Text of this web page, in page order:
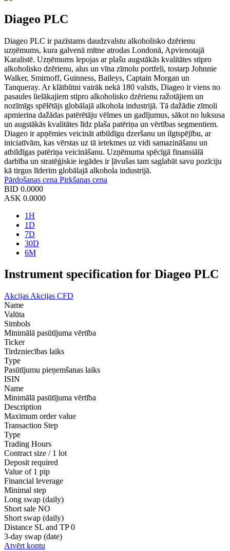
Diageo PLC
Diageo PLC ir pazīstams daudzvalstu alkoholisko dzērienu
uzņēmums, kura galvenā mītne atrodas Londonā, Apvienotajā
Karalistē. Uzņēmums lepojas ar plašu augstākās kvalitātes stipro
alkoholisko dzērienu, alus un vīna zīmolu portfeli, tostarp Johnnie
Walker, Smirnoff, Guinness, Baileys, Captain Morgan un
Tanqueray. Ar klātbūtni vairāk nekā 180 valstīs, Diageo ir viens no
pasaules lielākajiem stipro alkoholisko dzērienu ražotājiem un
nozīmīgs spēlētājs globālajā alkohola industrijā. Tā dažādie zīmoli
apmierina dažādas patērētāju vēlmes un gadījumus, sākot no luksusa
un augstākās kvalitātes līdz plaša patēriņa un vērtības segmentiem.
Diageo ir apņēmies veicināt atbildīgu dzeršanu un ilgtspējību, ar
iniciatīvām, kas vērstas uz tā ietekmes uz vidi samazināšanu un
atbildīgas patēriņa veicināšanu. Uzņēmuma spēcīgā finansiālā
darbība un stratēģiskie iegādes ir ļāvušas tam saglabāt savu pozīciju
kā tirgus līderim globālajā alkohola industrijā.
Pārdošanas cena Pirkšanas cena
BID 0.0000
ASK 0.0000
1H
1D
7D
30D
6M
Instrument specification for Diageo PLC
Akcijas Akcijas CFD
Name
Valūta
Simbols
Minimālā pasūtījuma vērtība
Ticker
Tirdzniecības laiks
Type
Pasūtījumu pieņemšanas laiks
ISIN
Name
Minimālā pasūtījuma vērtība
Description
Maximum order value
Transaction Step
Type
Trading Hours
Contract size / 1 lot
Deposit required
Value of 1 pip
Financial leverage
Minimal step
Long swap (daily)
Short sale NO
Short swap (daily)
Distance SL and TP 0
3-day swap (date)
Atvērt kontu